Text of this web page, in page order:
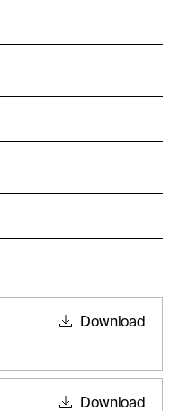
Download
Download